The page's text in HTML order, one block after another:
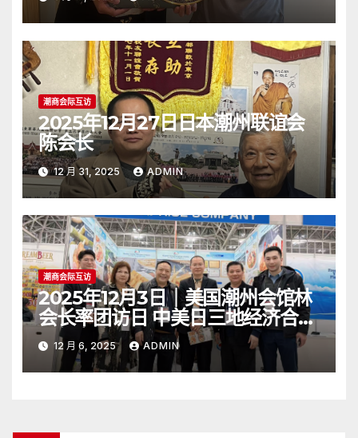
潮商会际互访
2025年12月27日日本潮州联谊会
陈会长
12 月 31, 2025 ADMIN
潮商会际互访
2025年12月3日｜美国潮州会馆林
会长率团访日 中美日三地经济合作
进行交流
12 月 6, 2025 ADMIN